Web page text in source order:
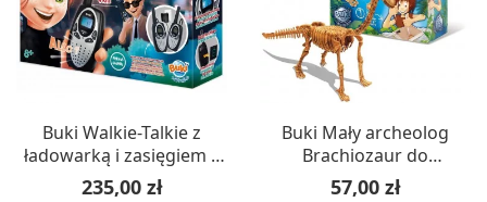
Buki Walkie-Talkie z
ładowarką i zasięgiem 4
km +8 lat
Cena
235,00 zł
Buki Mały archeolog
Brachiozaur do
wykuwania i złożenia
Cena
57,00 zł